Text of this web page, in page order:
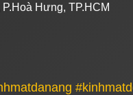
Hưng, TP.HCM